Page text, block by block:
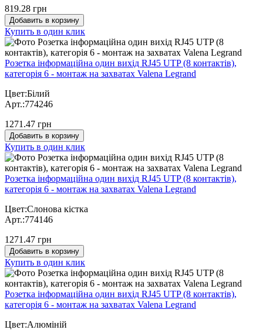
819.28 грн
Добавить в корзину
Купить в один клик
Розетка інформаційна один вихід RJ45 UTP (8 контактів),
категорія 6 - монтаж на захватах Valena Legrand
Цвет:Білий
Арт.:774246
1271.47 грн
Добавить в корзину
Купить в один клик
Розетка інформаційна один вихід RJ45 UTP (8 контактів),
категорія 6 - монтаж на захватах Valena Legrand
Цвет:Слонова кістка
Арт.:774146
1271.47 грн
Добавить в корзину
Купить в один клик
Розетка інформаційна один вихід RJ45 UTP (8 контактів),
категорія 6 - монтаж на захватах Valena Legrand
Цвет:Алюміній